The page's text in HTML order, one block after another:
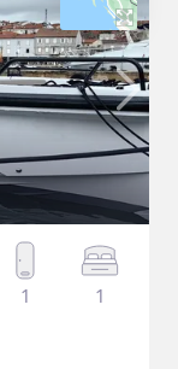
1 1